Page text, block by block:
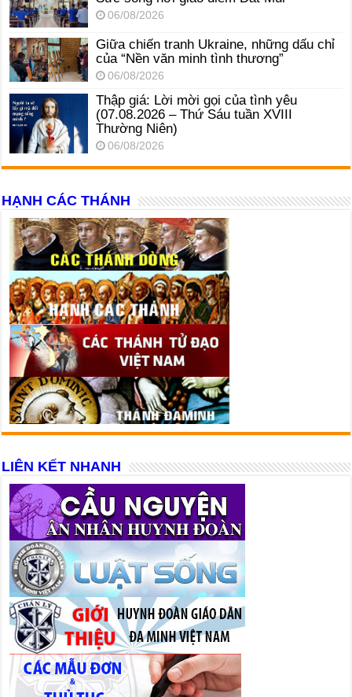
06/08/2026
Giữa chiến tranh Ukraine, những dấu chỉ
của “Nền văn minh tình thương”
06/08/2026
Thập giá: Lời mời gọi của tình yêu
(07.08.2026 – Thứ Sáu tuần XVIII
Thường Niên)
06/08/2026
HẠNH CÁC THÁNH
LIÊN KẾT NHANH